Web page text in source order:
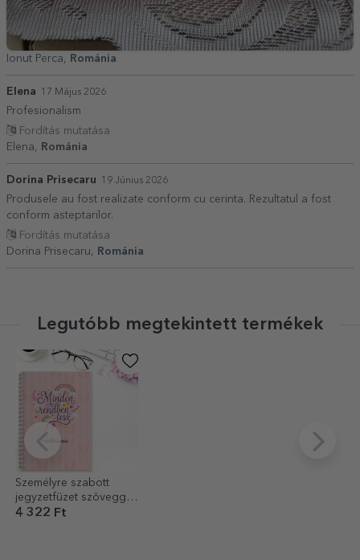
Ionut Perca, Románia
Elena 17 Május 2026
Profesionalism
Fordítás mutatása
Elena,
Románia
Dorina Prisecaru 19 Június 2026
Produsele au fost realizate conform cu cerinta. Rezultatul a fost
conform asteptarilor.
Fordítás mutatása
Dorina Prisecaru,
Románia
Legutóbb megtekintett termékek
Személyre szabott
jegyzetfüzet szöveggel
– Minden rendben lesz
4 322 Ft